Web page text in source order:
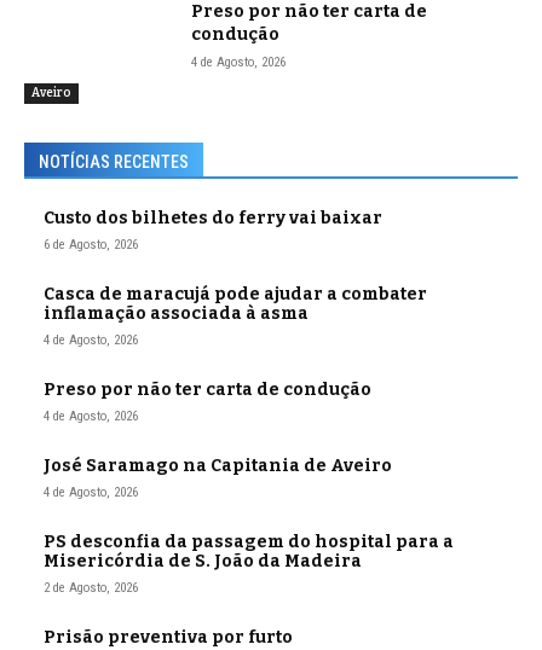
Aveiro
Preso por não ter carta de
condução
4 de Agosto, 2026
NOTÍCIAS RECENTES
Custo dos bilhetes do ferry vai baixar
6 de Agosto, 2026
Casca de maracujá pode ajudar a combater
inflamação associada à asma
4 de Agosto, 2026
Preso por não ter carta de condução
4 de Agosto, 2026
José Saramago na Capitania de Aveiro
4 de Agosto, 2026
PS desconfia da passagem do hospital para a
Misericórdia de S. João da Madeira
2 de Agosto, 2026
Prisão preventiva por furto